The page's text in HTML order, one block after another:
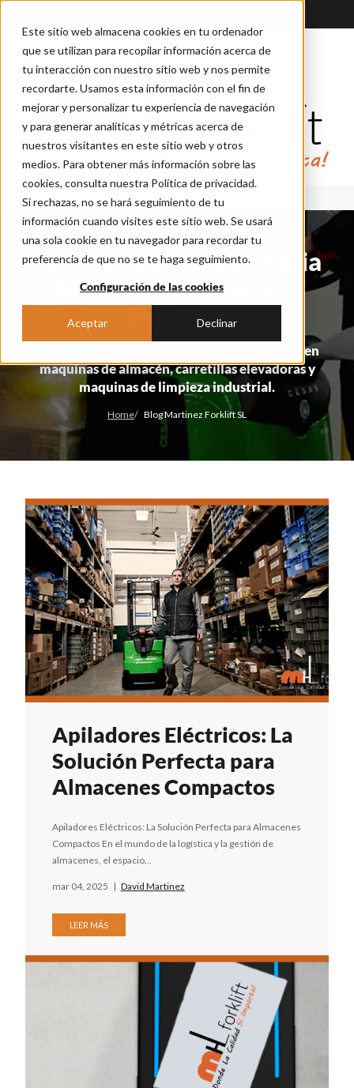
Este sitio web almacena cookies en tu ordenador
que se utilizan para recopilar información acerca de
tu interacción con nuestro sitio web y nos permite
recordarte. Usamos esta información con el fin de
mejorar y personalizar tu experiencia de navegación
y para generar analíticas y métricas acerca de
nuestros visitantes en este sitio web y otros
medios. Para obtener más información sobre las
cookies, consulta nuestra Política de privacidad.
Si rechazas, no se hará seguimiento de tu
información cuando visites este sitio web. Se usará
una sola cookie en tu navegador para recordar tu
preferencia de que no se te haga seguimiento.
Configuración de las cookies
Aceptar Declinar
ALMACEN ALQUILER CESAB TRANSPALETAS
Tu blog sobre maquinaria
de almacén y Material
handling
Mantente al dia sobre las ultimas novedades en
maquinas de almacén, carretillas elevadoras y
maquinas de limpieza industrial.
Home Blog Martinez Forklift SL
Apiladores Eléctricos: La
Solución Perfecta para
Almacenes Compactos
Apiladores Eléctricos: La Solución Perfecta para Almacenes
Compactos En el mundo de la logística y la gestión de
almacenes, el espacio...
mar 04, 2025 | David Martinez
LEER MÁS